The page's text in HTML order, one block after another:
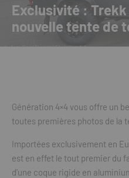
Exclusivité :
nouvelle tente de
Génération 4×4 vous offre un
toutes premières photos de la
Importées exclusivement en
est en effet le tout premier du
d’une coque rigide en